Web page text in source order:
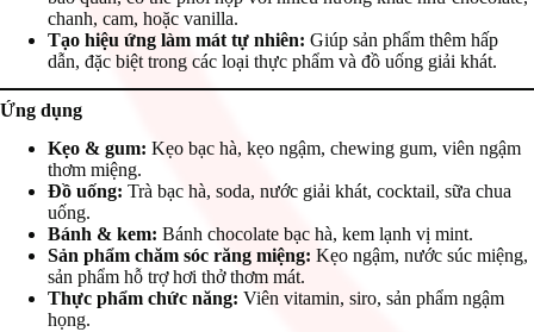
chanh, cam, hoặc vanilla.
Tạo hiệu ứng làm mát tự nhiên: Giúp sản phẩm thêm hấp
dẫn, đặc biệt trong các loại thực phẩm và đồ uống giải khát.
Ứng dụng
Kẹo & gum: Kẹo bạc hà, kẹo ngậm, chewing gum, viên ngậm
thơm miệng.
Đồ uống: Trà bạc hà, soda, nước giải khát, cocktail, sữa chua
uống.
Bánh & kem: Bánh chocolate bạc hà, kem lạnh vị mint.
Sản phẩm chăm sóc răng miệng: Kẹo ngậm, nước súc miệng,
sản phẩm hỗ trợ hơi thở thơm mát.
Thực phẩm chức năng: Viên vitamin, siro, sản phẩm ngậm
họng.